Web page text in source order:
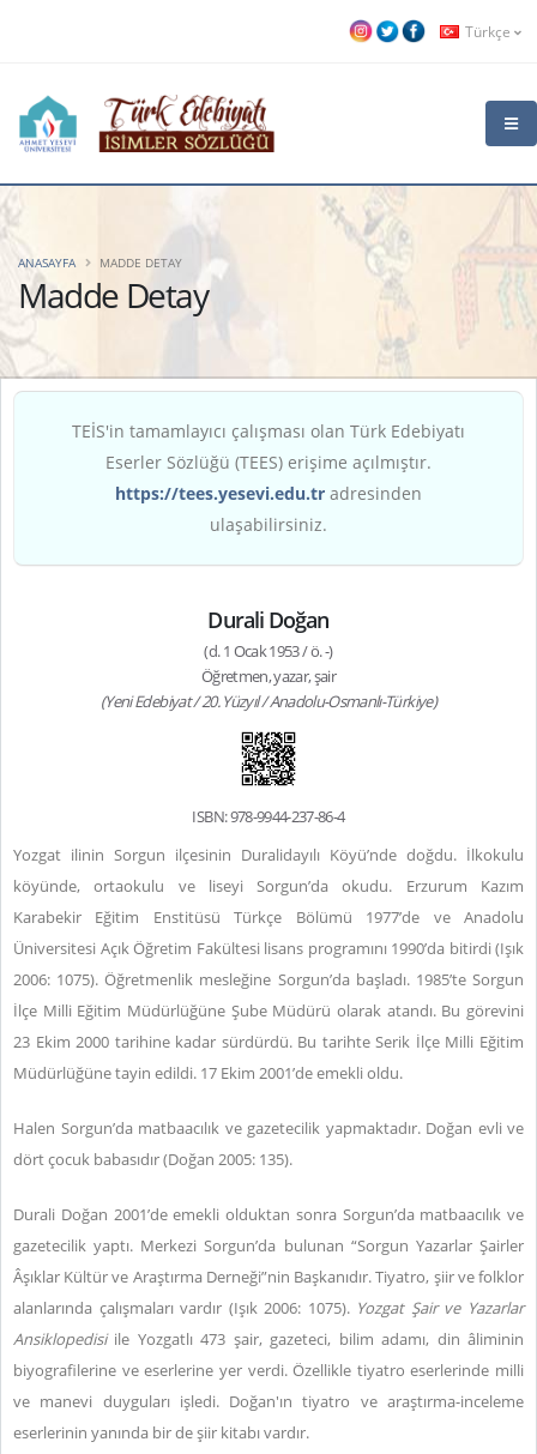
Türkçe
Madde Detay
ANASAYFA MADDE DETAY
TEİS'in tamamlayıcı çalışması olan Türk Edebiyatı
Eserler Sözlüğü (TEES) erişime açılmıştır.
https://tees.yesevi.edu.tr adresinden
ulaşabilirsiniz.
Durali Doğan
(d. 1 Ocak 1953 / ö. -)
Öğretmen, yazar, şair
(Yeni Edebiyat / 20. Yüzyıl / Anadolu-Osmanlı-Türkiye)
ISBN: 978-9944-237-86-4
Yozgat ilinin Sorgun ilçesinin Duralidayılı Köyü’nde doğdu. İlkokulu
köyünde, ortaokulu ve liseyi Sorgun’da okudu. Erzurum Kazım
Karabekir Eğitim Enstitüsü Türkçe Bölümü 1977’de ve Anadolu
Üniversitesi Açık Öğretim Fakültesi lisans programını 1990’da bitirdi (Işık
2006: 1075). Öğretmenlik mesleğine Sorgun’da başladı. 1985’te Sorgun
İlçe Milli Eğitim Müdürlüğüne Şube Müdürü olarak atandı. Bu görevini
23 Ekim 2000 tarihine kadar sürdürdü. Bu tarihte Serik İlçe Milli Eğitim
Müdürlüğüne tayin edildi. 17 Ekim 2001’de emekli oldu.
Halen Sorgun’da matbaacılık ve gazetecilik yapmaktadır. Doğan evli ve
dört çocuk babasıdır (Doğan 2005: 135).
Durali Doğan 2001’de emekli olduktan sonra Sorgun’da matbaacılık ve
gazetecilik yaptı. Merkezi Sorgun’da bulunan “Sorgun Yazarlar Şairler
Âşıklar Kültür ve Araştırma Derneği”nin Başkanıdır. Tiyatro, şiir ve folklor
alanlarında çalışmaları vardır (Işık 2006: 1075). Yozgat Şair ve Yazarlar
Ansiklopedisiile Yozgatlı 473 şair, gazeteci, bilim adamı, din âliminin
biyografilerine ve eserlerine yer verdi. Özellikle tiyatro eserlerinde milli
ve manevi duyguları işledi. Doğan'ın tiyatro ve araştırma-inceleme
eserlerinin yanında bir de şiir kitabı vardır.